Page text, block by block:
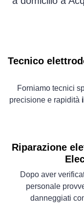
Tecnico
Forniamo tecnici
precisione e rapidità
Riparazione
Dopo aver
personale
danneggiati